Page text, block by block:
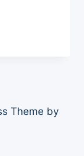
Theme by